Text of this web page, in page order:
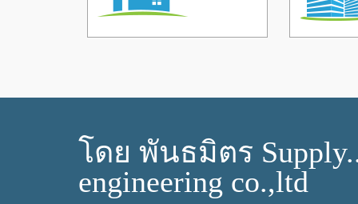
โดย พันธมิตร
engineering co.,ltd